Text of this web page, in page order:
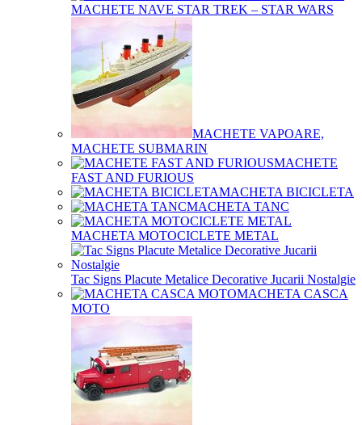
MACHETE NAVE STAR TREK – STAR WARS
MACHETE VAPOARE,
MACHETE SUBMARIN
MACHETE
FAST AND FURIOUS
MACHETA BICICLETA
MACHETA TANC
MACHETA MOTOCICLETE METAL
Tac Signs Placute Metalice Decorative Jucarii Nostalgie
MACHETA CASCA
MOTO